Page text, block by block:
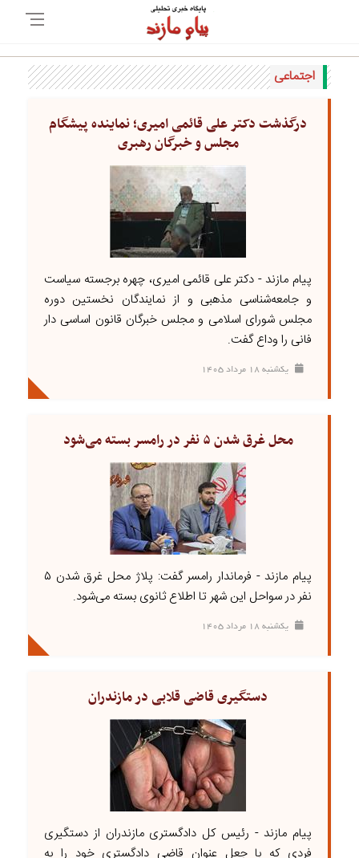
اجتماعی
درگذشت دکتر علی قائمی امیری؛ نماینده پیشگام
مجلس و خبرگان رهبری
پیام مازند - دکتر علی قائمی امیری، چهره برجسته سیاست
و جامعه‌شناسی مذهبی و از نمایندگان نخستین دوره
مجلس شورای اسلامی و مجلس خبرگان قانون اساسی دار
فانی را وداع گفت.
يکشنبه ۱۸ مرداد ۱۴۰۵
محل غرق شدن ۵ نفر در رامسر بسته می‌شود
پیام مازند - فرماندار رامسر گفت: پلاژ محل غرق شدن ۵
نفر در سواحل این شهر تا اطلاع ثانوی بسته می‌شود.
يکشنبه ۱۸ مرداد ۱۴۰۵
دستگیری قاضی قلابی در مازندران
پیام مازند - رئیس کل دادگستری مازندران از دستگیری
فردی که با جعل عنوان قاضی دادگستری خود را به